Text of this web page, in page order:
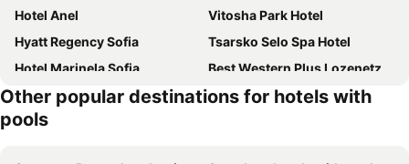
Hotel Anel
Vitosha Park Hotel
Hyatt Regency Sofia
Tsarsko Selo Spa Hotel
Hotel Marinela Sofia
Best Western Plus Lozenetz Hotel
Earth & People Hotel & SPA - Free Parking & Swimming Pool
Grand Hotel Millennium Sofia
Hotel Lion Sofia
Other popular destinations for hotels with
pools